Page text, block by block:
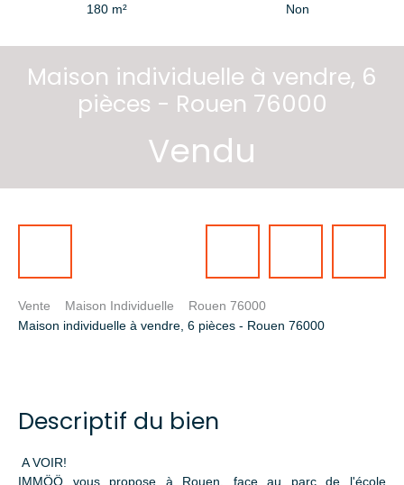
180 m²
Non
Maison individuelle à vendre, 6
pièces - Rouen 76000
Vendu
Vente Maison Individuelle
Rouen 76000
Maison individuelle à vendre, 6 pièces - Rouen 76000
Descriptif du bien
A VOIR!
IMMÖÖ vous propose à Rouen, face au parc de l'école